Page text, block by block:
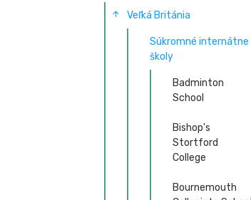
Veľká Británia
Súkromné internátne
školy
Badminton
School
Bishop's
Stortford
College
Bournemouth